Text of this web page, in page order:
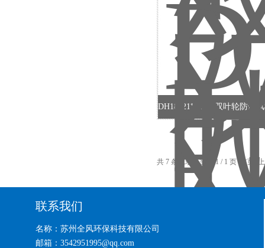
共 7 条记录，当前 1 / 1 页 首页
联系我们
名称：苏州全风环保科技有限公司
邮箱：3542951995@qq.com